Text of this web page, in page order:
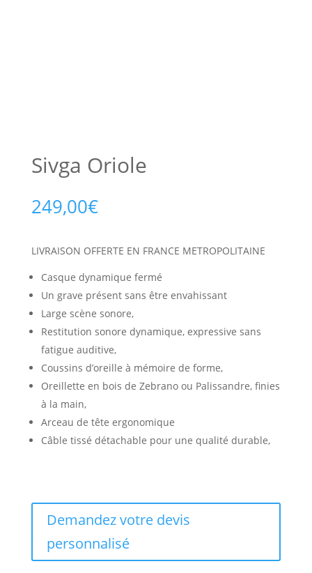
Sivga Oriole
249,00€
LIVRAISON OFFERTE EN FRANCE METROPOLITAINE
Casque dynamique fermé
Un grave présent sans être envahissant
Large scène sonore,
Restitution sonore dynamique, expressive sans
fatigue auditive,
Coussins d’oreille à mémoire de forme,
Oreillette en bois de Zebrano ou Palissandre, finies
à la main,
Arceau de tête ergonomique
Câble tissé détachable pour une qualité durable,
Demandez votre devis
personnalisé